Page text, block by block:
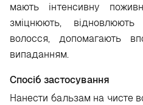
мають інтенсивну
зміцнюють,
волосся, допомагають
випаданням.
Спосіб застосування
Нанести бальзам на чисте